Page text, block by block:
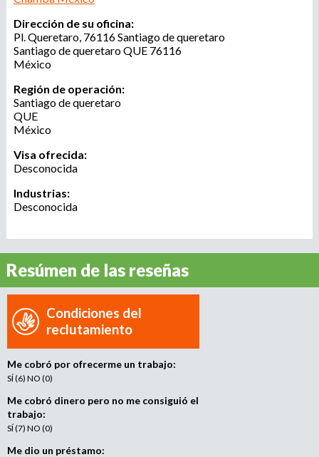
u
e
d
a
o
a
g
e
n
c
a
d
e
e
c
a
m
i
n
o
Dirección de su oficina:
Pl. Queretaro, 76116 Santiago de queretaro
Santiago de queretaroQUE 76116
México
Región de operación:
Santiago de queretaro
QUE
México
Visa ofrecida:
Desconocida
Industrias:
Desconocida
Resúmen de las reseñas
Condiciones del
reclutamiento
Me cobró por ofrecerme un trabajo:
SÍ (6) NO (0)
Me cobró dinero pero no me consiguió el
trabajo:
SÍ (7) NO (0)
Me dio un préstamo: